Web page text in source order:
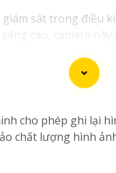
sát trong
cao, camera
sát an ninh
cho phép ghi lại
chất lượng hình